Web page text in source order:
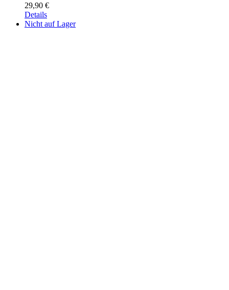
29,90 €
Details
Nicht auf Lager